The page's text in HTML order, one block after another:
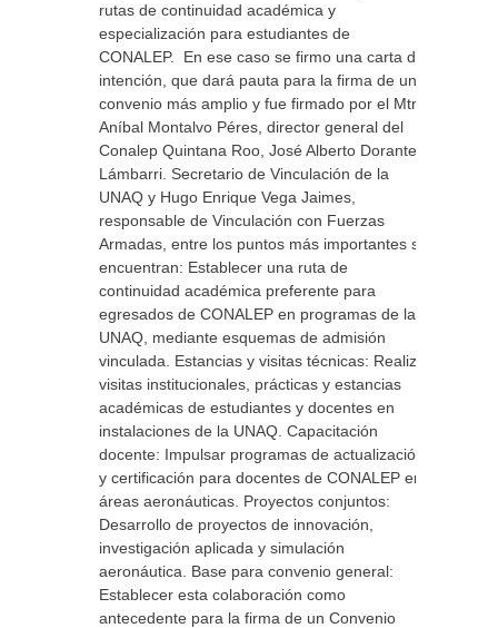
rutas de continuidad académica y
especialización para estudiantes de
CONALEP. En ese caso se firmo una carta de
intención, que dará pauta para la firma de un
convenio más amplio y fue firmado por el Mtro.
Aníbal Montalvo Péres, director general del
Conalep Quintana Roo, José Alberto Dorantes
Lámbarri. Secretario de Vinculación de la
UNAQ y Hugo Enrique Vega Jaimes,
responsable de Vinculación con Fuerzas
Armadas, entre los puntos más importantes se
encuentran: Establecer una ruta de
continuidad académica preferente para
egresados de CONALEP en programas de la
UNAQ, mediante esquemas de admisión
vinculada. Estancias y visitas técnicas: Realizar
visitas institucionales, prácticas y estancias
académicas de estudiantes y docentes en
instalaciones de la UNAQ. Capacitación
docente: Impulsar programas de actualización
y certificación para docentes de CONALEP en
áreas aeronáuticas. Proyectos conjuntos:
Desarrollo de proyectos de innovación,
investigación aplicada y simulación
aeronáutica. Base para convenio general:
Establecer esta colaboración como
antecedente para la firma de un Convenio